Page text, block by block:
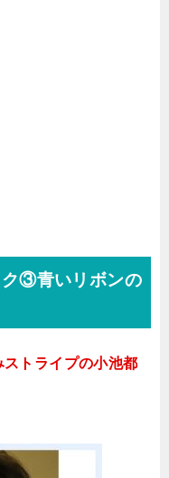
ク③青いリボンの
トライプの小池都